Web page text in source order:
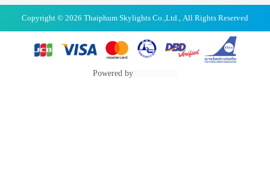
Copyright © 2026 Thaiphum Skylights Co.,Ltd., All Rights Reserved
Powered by